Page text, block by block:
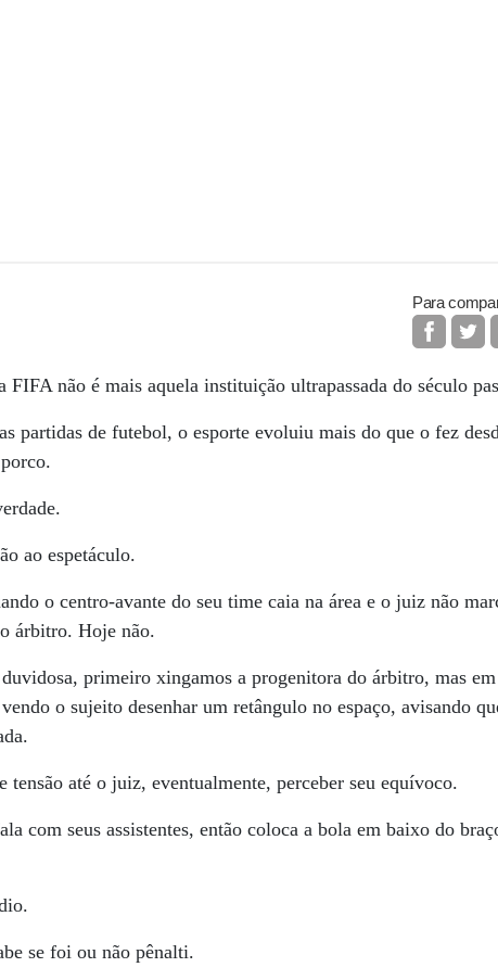
Para
FIFA não é mais aquela instituição ultrapassada do século
partidas de futebol, o esporte evoluiu mais do que o fez
ao espetáculo.
o centro-avante do seu time caia na área e o juiz não
árbitro. Hoje não.
primeiro xingamos a progenitora do árbitro, mas
vendo o sujeito desenhar um retângulo no espaço, avisando
tensão até o juiz, eventualmente, perceber seu equívoco.
com seus assistentes, então coloca a bola em baixo do
se foi ou não pênalti.